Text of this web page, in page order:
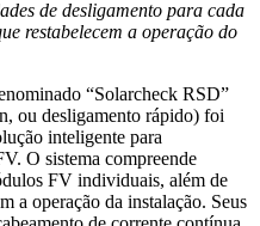
de desligamento para cada
restabelecem a operação do
“Solarcheck RSD”
ou desligamento rápido) foi
inteligente para
O sistema compreende
FV individuais, além de
a operação da instalação. Seus